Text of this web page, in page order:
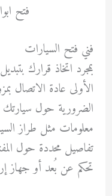
فتح
فني فتح السيارات
بمجرد اتخاذ قرارك
الأولى عادة الاتصال
الضرورية حول سيارتك
معلومات مثل طراز
تفاصيل محددة حول
تحكم عن بُعد أو جهاز